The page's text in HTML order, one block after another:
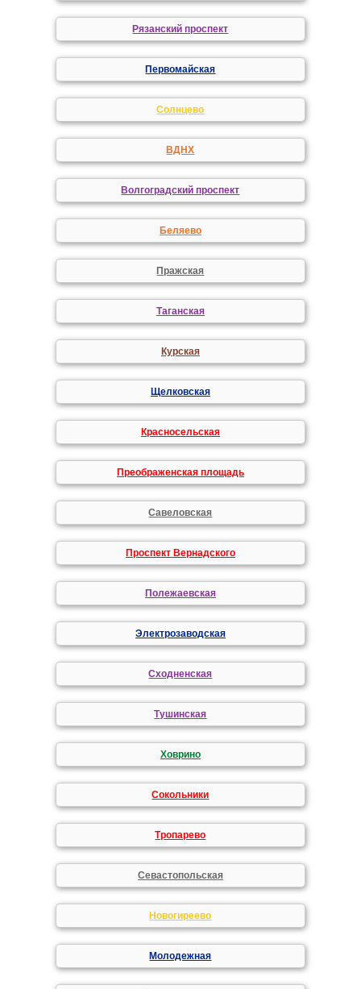
Рязанский проспект
Первомайская
Солнцево
ВДНХ
Волгоградский проспект
Беляево
Пражская
Таганская
Курская
Щелковская
Красносельская
Преображенская площадь
Савеловская
Проспект Вернадского
Полежаевская
Электрозаводская
Сходненская
Тушинская
Ховрино
Сокольники
Тропарево
Севастопольская
Новогиреево
Молодежная